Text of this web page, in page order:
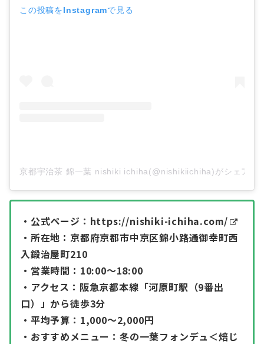
この投稿をInstagramで見る
京都宇治茶 錦一葉 nishiki ichiha(@nishikiichiha)がシェアし
・公式ページ： https://nishiki-ichiha.com/
・所在地：京都府京都市中京区錦小路通御幸町西
入鍛治屋町210
・営業時間：10:00〜18:00
・アクセス：阪急京都本線「河原町駅（9番出
口）」から徒歩3分
・平均予算：1,000～2,000円
・おすすめメニュー：冬の一葉フォンデュ＜焙じ